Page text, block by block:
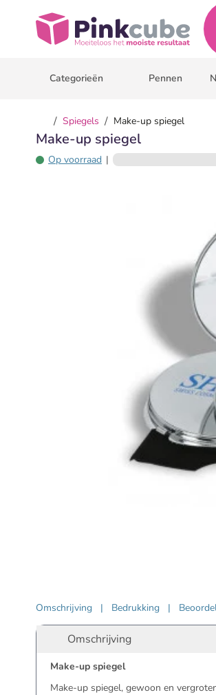
Pinkcube
Categorieën Pennen
/ Spiegels / Make-up spiegel
Make-up spiegel
Op voorraad |
Omschrijving | Bedrukking |
Omschrijving
Make-up spiegel
Make-up spiegel, gewoon en